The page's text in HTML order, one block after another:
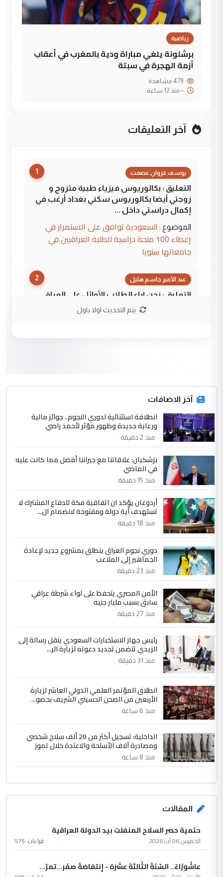
رياضية
برشلونة يلغي مباراة ودية بالمغرب في أعقاب
أزمة الهجرة في سبتة
--منذ 12 ساعة
آخر التعليقات
1 يوسف غزوان عصمت
التعليق : بكالوريوس فيزياء طبية متزوج و
زوجتي أيضا بكالوريوس سكني بغداد أرغب في
إكمال دراستي داخل ...
الموضوع : السعودية توافق على الاستمرار في
إعطاء 100 منحة دراسية للطلبة العراقيين في
جامعاتها سنويا
2 عبد الأمير جاسم هليل
التعليق : نحن اباء الطلاب الأوائل على العراق
نتشرف بلقاء السيد احمد الصافي في العتبات
التعليق : قرار مستعجل جدا ولامصلحة فيه
للوزاره ولا للمواطن القرار الصائب يكون بعد
الموضوع :
وزير الصحة يعفي مدير مستشفى الكرخ
العام في بغداد
سردار
التعليق : واحد من عصابة علي ماما يسقط
ابا فرات ...
الموضوع :
الجواهري يرد على صدام حسين سل
مضجعيك يابن الزنا (نص كامل)
سردار
التعليق : واحد من عصابة علي ماما يسقط
جنسية الرافد الثالث للعراق ومن اصول عريقة
ابا فرات ...
الموضوع :
الجواهري يرد على صدام حسين سل
مضجعيك يابن الزنا (نص كامل)
يتم التحديث اولا باول
آخر الاضافات
انطلاقة استثنائية لدوري النجوم.. جوائز مالية
ورعاية جديدة وظهور مؤثر لأحمد راضي
منذ 2 دقيقة
بزشكيان: علاقاتنا مع جيراننا أفضل مما كانت عليه
في الماضي
منذ 15 دقيقة
أردوغان يؤكد ان اتفاقية مكة للدفاع المشترك لا
تستهدف أية دولة ومفتوحة لانضمام ال...
منذ 18 دقيقة
دوري نجوم العراق ينطلق بمشروع جديد لإعادة
الجماهير إلى الملاعب
منذ 23 دقيقة
الأمن المصري يتحفظ على لواء شرطة عراقي
سابق بسبب مليار جنيه
منذ 27 دقيقة
رئيس جهاز الاستخبارات السعودي ينقل رسالة إلى
الزيدي تتضمن تجديد دعوته لزيارة الر...
منذ 31 دقيقة
انطلاق المؤتمر العلمي الدولي العاشر لزيارة
الأربعين من الصحن الحسيني الشريف بحضو...
منذ 6 ساعة
الداخلية: تسجيل أكثر من 20 ألف سلاح شخصي
ومصادرة آلاف الأسلحة والاعتدة خلال تموز
منذ 8 ساعة
المقالات
حتمية حصر السلاح المنفلت بيد الدولة العراقية
الخميس 06 آب 2026 قراءات :575
عاشُورْاءُ.. السّنَةُ الثّالثةَ عشَرَة - إِنتفاضةُ صفَر…تمرّ...